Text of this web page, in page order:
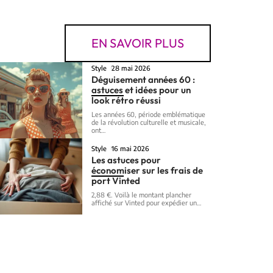
EN SAVOIR PLUS
Style 28 mai 2026
Déguisement années 60 :
astuces et idées pour un
look rétro réussi
Les années 60, période emblématique
de la révolution culturelle et musicale,
ont
Style 16 mai 2026
Les astuces pour
économiser sur les frais de
port Vinted
2,88 €. Voilà le montant plancher
affiché sur Vinted pour expédier un